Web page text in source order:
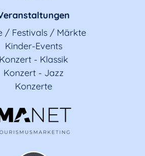
/ Festivals / Märkte
Kinder-Events
Konzert - Klassik
Konzert - Jazz
Konzerte